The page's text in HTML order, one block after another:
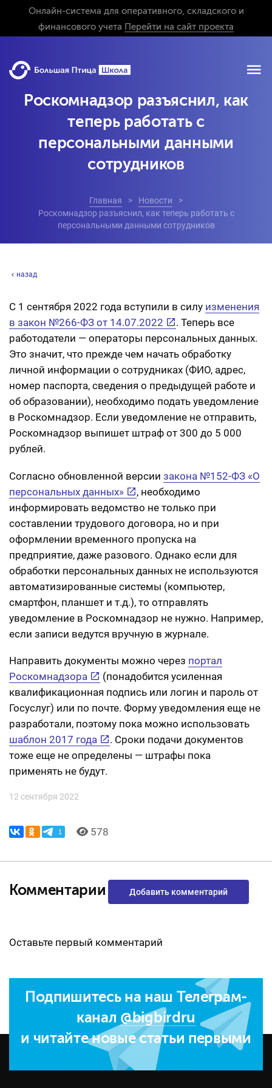
Онлайн-система для оперативного, складского и
финансового учета Перейти на сайт проекта
Роскомнадзор разъяснил, как
теперь работать с
персональными данными
сотрудников
Главная
Новости
Роскомнадзор разъяснил, как теперь работать с
персональными данными сотрудников
назад
С 1 сентября 2022 года вступили в силу изменения
в закон №266-ФЗ от 14.07.2022
. Теперь все
работодатели — операторы персональных данных.
Это значит, что прежде чем начать обработку
личной информации о сотрудниках (ФИО, адрес,
номер паспорта, сведения о предыдущей работе и
об образовании), необходимо подать уведомление
в Роскомнадзор. Если уведомление не отправить,
Роскомнадзор выпишет штраф от 300 до 5 000
рублей.
Согласно обновленной версии закона №152-ФЗ «О
персональных данных»
, необходимо
информировать ведомство не только при
составлении трудового договора, но и при
оформлении временного пропуска на
предприятие, даже разового. Однако если для
обработки персональных данных не используются
автоматизированные системы (компьютер,
смартфон, планшет и т.д.), то отправлять
уведомление в Роскомнадзор не нужно. Например,
если записи ведутся вручную в журнале.
Направить документы можно через портал
Роскомнадзора
(понадобится усиленная
квалификационная подпись или логин и пароль от
Госуслуг) или по почте. Форму уведомления еще не
разработали, поэтому пока можно использовать
шаблон 2017 года
. Сроки подачи документов
тоже еще не определены — штрафы пока
применять не будут.
12 сентября 2022
1 578
Комментарии Добавить комментарий
Оставьте первый комментарий
Подпишитесь на наш Телеграм-
канал @bigbirdru
и читайте новые статьи первыми